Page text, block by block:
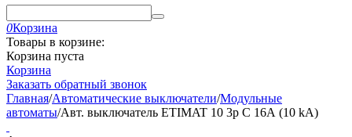
0Корзина
Товары в корзине:
Корзина пуста
Корзина
Заказать обратный звонок
Главная/Автоматические выключатели/Модульные
автоматы/Авт. выключатель ETIMAT 10 3p C 16А (10 kA)